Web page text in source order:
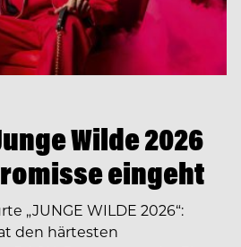
Wilde 2026
eingeht
„JUNGE WILDE 2026“:
den härtesten